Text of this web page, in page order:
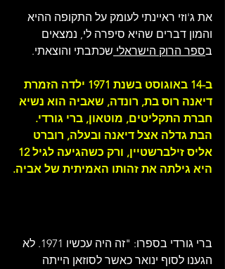
את ג'וזי ראיינתי לעומק על התקופה ההיא
והמון דברים שהיא סיפרה לי, נמצאים
בספר הרוק הישראלי שכתבתי והוצאתי.
ב-14 באוגוסט בשנת 1971 ילדה הזמרת
דיאנה רוס בת, רונדה, שאביה הוא נשיא
חברת התקליטים, מוטאון, ברי גורדי.
הבת גדלה אצל דיאנה ובעלה, רוברט
היא גילתה את זהותו האמיתית של אביה.
ברי גורדי בספרו: "זה היה עכשיו 1971. לא
הגענו לסוף ינואר כאשר לסוזאן הייתה